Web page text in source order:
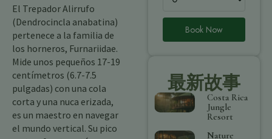
El Trepador Alirrufo
(Dendrocincla anabatina)
pertenece a la familia de
los horneros, Furnariidae.
Mide unos pequeños 17-19
centímetros (6.7-7.5
pulgadas) con una cola
corta y una nuca erizada,
es un maestro en navegar
el mundo vertical. Su pico
Book Now
最新故事
Costa Rica
Jungle
Resort
Nature